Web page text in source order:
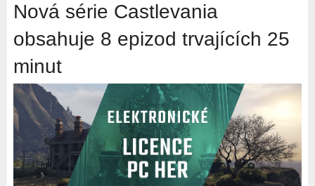
Nová série Castlevania
obsahuje 8 epizod trvajících 25
minut